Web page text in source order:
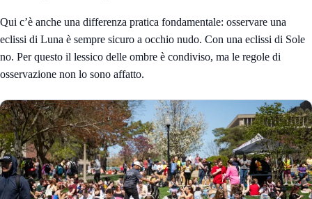
Qui c’è anche una differenza pratica fondamentale: osservare una
eclissi di Luna è sempre sicuro a occhio nudo. Con una eclissi di Sole
no. Per questo il lessico delle ombre è condiviso, ma le regole di
osservazione non lo sono affatto.